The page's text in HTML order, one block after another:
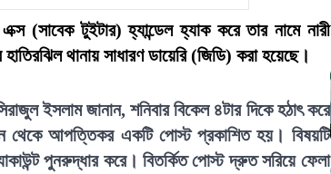
(সাবেক টুইটার) হ্যান্ডেল হ্যাক করে তার নামে নারী
থানায় সাধারণ ডায়েরি (জিডি) করা হয়েছে।
ইসলাম জানান, শনিবার বিকেল ৪টার দিকে হঠাৎ করে
থেকে আপত্তিকর একটি পোস্ট প্রকাশিত হয়। বিষয়টি
পুনরুদ্ধার করে। বিতর্কিত পোস্ট দ্রুত সরিয়ে ফেলা